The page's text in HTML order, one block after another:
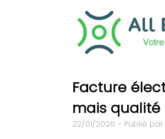
Facture
mais
22/01/2026 - Publié par